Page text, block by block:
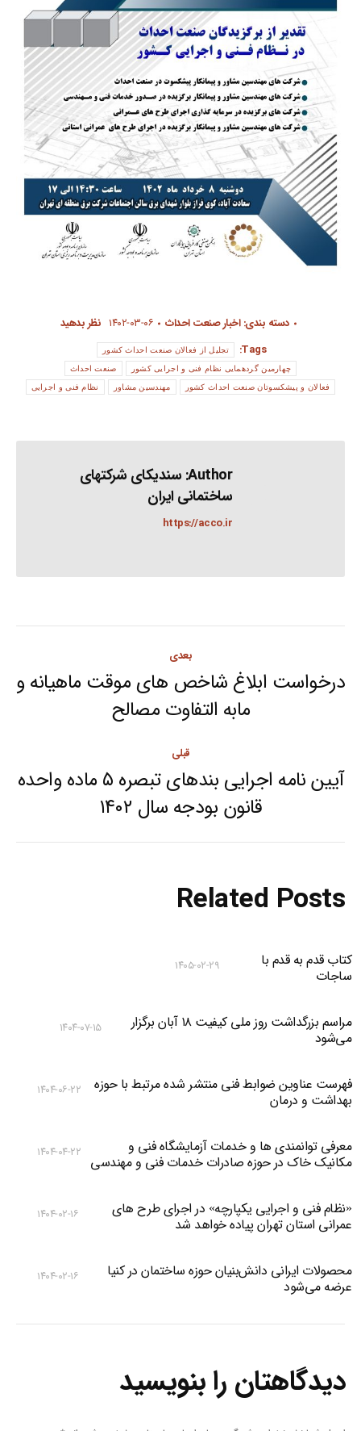
دسته بندی:اخبار صنعت احداث ۱۴۰۲-۰۳-۰۶ نظر بدهید
Tags:
تجلیل از فعالان صنعت احداث کشور
چهارمین گردهمایی نظام فنی و اجرایی کشور صنعت احداث
فعالان و پیشکسوتان صنعت احداث کشور مهندسین مشاور نظام فنی و اجرایی
Author: سندیکای شرکتهای
ساختمانی ایران
https://acco.ir
navigation
قبلی
Previous
post:
آیین نامه اجرایی بندهای تبصره ۵ ماده واحده
قانون بودجه سال ۱۴۰۲
بعدی
Next
post:
درخواست ابلاغ شاخص های موقت ماهیانه و
مابه التفاوت مصالح
Related Posts
کتاب قدم به قدم با
ساجات
۱۴۰۵-۰۲-۲۹
مراسم بزرگداشت روز ملی کیفیت ۱۸ آبان برگزار
می‌شود
۱۴۰۴-۰۷-۱۵
فهرست عناوین ضوابط فنی منتشر شده مرتبط با حوزه
بهداشت و درمان
۱۴۰۴-۰۶-۲۲
معرفی توانمندی ها و خدمات آزمایشگاه فنی و
مکانیک خاک در حوزه صادرات خدمات فنی و مهندسی
۱۴۰۴-۰۴-۲۲
«نظام فنی و اجرایی یکپارچه» در اجرای طرح های
عمرانی استان تهران پیاده خواهد شد
۱۴۰۴-۰۲-۱۶
محصولات ایرانی دانش‌بنیان‌ حوزه ساختمان در کنیا
عرضه می‌شود
۱۴۰۴-۰۲-۱۶
دیدگاهتان را بنویسید